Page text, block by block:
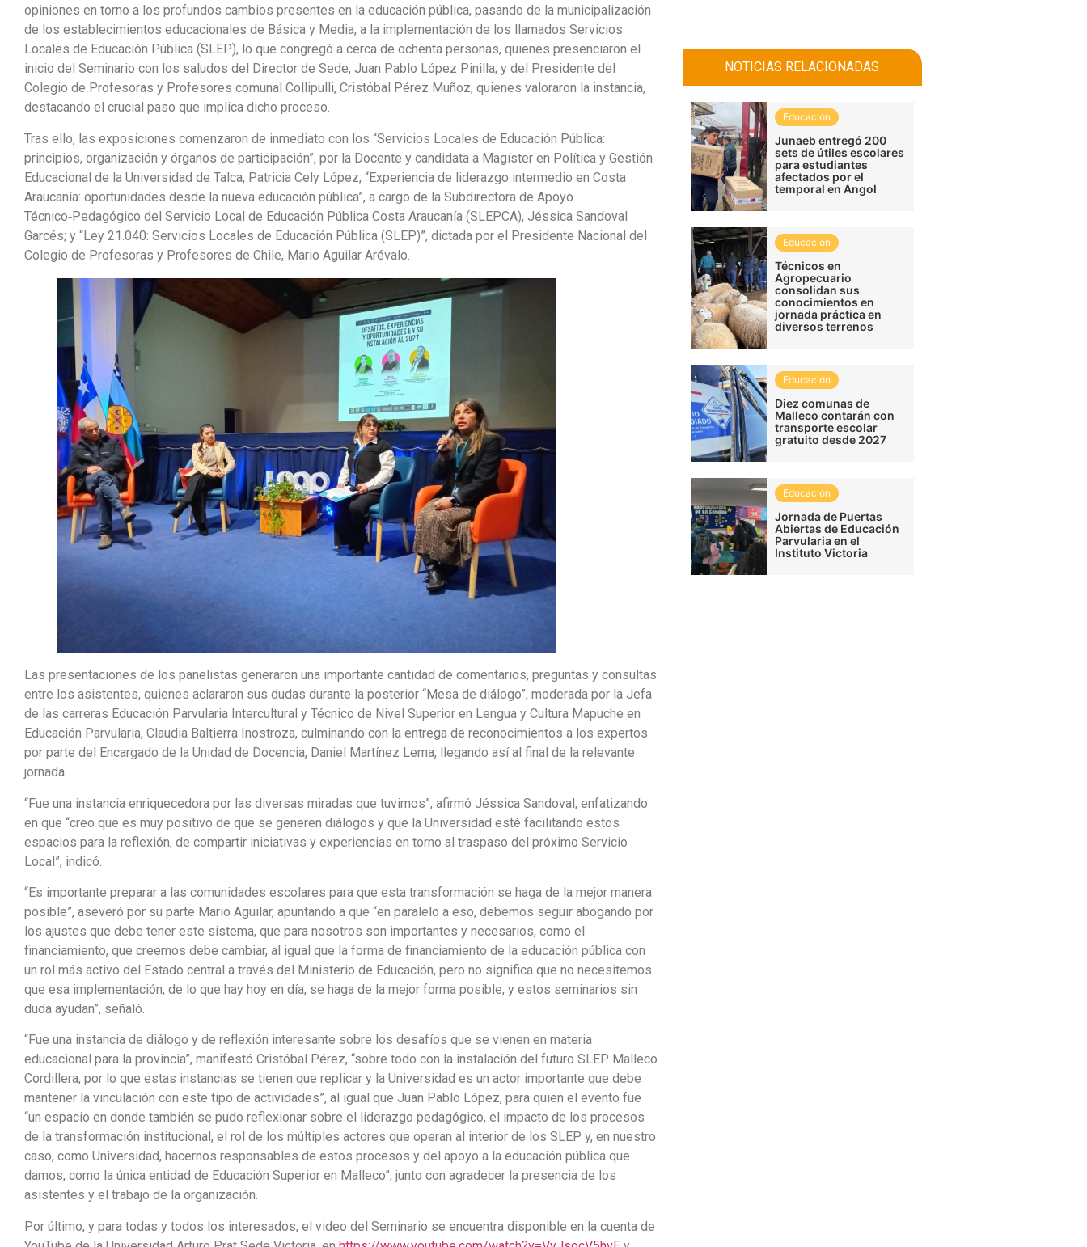
opiniones en torno a los profundos cambios presentes en la educación pública, pasando de la municipalización
de los establecimientos educacionales de Básica y Media, a la implementación de los llamados Servicios
Locales de Educación Pública (SLEP), lo que congregó a cerca de ochenta personas, quienes presenciaron el
inicio del Seminario con los saludos del Director de Sede, Juan Pablo López Pinilla; y del Presidente del
Colegio de Profesoras y Profesores comunal Collipulli, Cristóbal Pérez Muñoz; quienes valoraron la instancia,
destacando el crucial paso que implica dicho proceso.
Tras ello, las exposiciones comenzaron de inmediato con los “Servicios Locales de Educación Pública:
principios, organización y órganos de participación”, por la Docente y candidata a Magíster en Política y Gestión
Educacional de la Universidad de Talca, Patricia Cely López; “Experiencia de liderazgo intermedio en Costa
Araucanía: oportunidades desde la nueva educación pública”, a cargo de la Subdirectora de Apoyo
Técnico‑Pedagógico del Servicio Local de Educación Pública Costa Araucanía (SLEPCA), Jéssica Sandoval
Garcés; y “Ley 21.040: Servicios Locales de Educación Pública (SLEP)”, dictada por el Presidente Nacional del
Colegio de Profesoras y Profesores de Chile, Mario Aguilar Arévalo.
Las presentaciones de los panelistas generaron una importante cantidad de comentarios, preguntas y consultas
entre los asistentes, quienes aclararon sus dudas durante la posterior “Mesa de diálogo”, moderada por la Jefa
de las carreras Educación Parvularia Intercultural y Técnico de Nivel Superior en Lengua y Cultura Mapuche en
Educación Parvularia, Claudia Baltierra Inostroza, culminando con la entrega de reconocimientos a los expertos
por parte del Encargado de la Unidad de Docencia, Daniel Martínez Lema, llegando así al final de la relevante
jornada.
“Fue una instancia enriquecedora por las diversas miradas que tuvimos”, afirmó Jéssica Sandoval, enfatizando
en que “creo que es muy positivo de que se generen diálogos y que la Universidad esté facilitando estos
espacios para la reflexión, de compartir iniciativas y experiencias en torno al traspaso del próximo Servicio
Local”, indicó.
“Es importante preparar a las comunidades escolares para que esta transformación se haga de la mejor manera
posible”, aseveró por su parte Mario Aguilar, apuntando a que “en paralelo a eso, debemos seguir abogando por
los ajustes que debe tener este sistema, que para nosotros son importantes y necesarios, como el
financiamiento, que creemos debe cambiar, al igual que la forma de financiamiento de la educación pública con
un rol más activo del Estado central a través del Ministerio de Educación, pero no significa que no necesitemos
que esa implementación, de lo que hay hoy en día, se haga de la mejor forma posible, y estos seminarios sin
duda ayudan”, señaló.
“Fue una instancia de diálogo y de reflexión interesante sobre los desafíos que se vienen en materia
educacional para la provincia”, manifestó Cristóbal Pérez, “sobre todo con la instalación del futuro SLEP Malleco
Cordillera, por lo que estas instancias se tienen que replicar y la Universidad es un actor importante que debe
mantener la vinculación con este tipo de actividades”, al igual que Juan Pablo López, para quien el evento fue
“un espacio en donde también se pudo reflexionar sobre el liderazgo pedagógico, el impacto de los procesos
de la transformación institucional, el rol de los múltiples actores que operan al interior de los SLEP y, en nuestro
caso, como Universidad, hacernos responsables de estos procesos y del apoyo a la educación pública que
damos, como la única entidad de Educación Superior en Malleco”, junto con agradecer la presencia de los
asistentes y el trabajo de la organización.
Por último, y para todas y todos los interesados, el video del Seminario se encuentra disponible en la cuenta de
NOTICIAS RELACIONADAS
Educación
Junaeb entregó 200
sets de útiles escolares
para estudiantes
afectados por el
temporal en Angol
Educación
Técnicos en
Agropecuario
consolidan sus
conocimientos en
jornada práctica en
diversos terrenos
Educación
Diez comunas de
Malleco contarán con
transporte escolar
gratuito desde 2027
Educación
Jornada de Puertas
Abiertas de Educación
Parvularia en el
Instituto Victoria